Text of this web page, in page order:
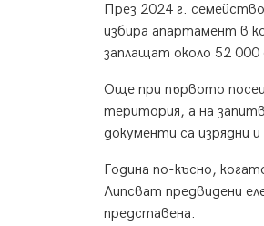
През 2024 г.
избира апартамент в
заплащат около 52
Още при първото
територия, а на
документи са изрядни
Година по-късно,
Липсват предвидени
представена.